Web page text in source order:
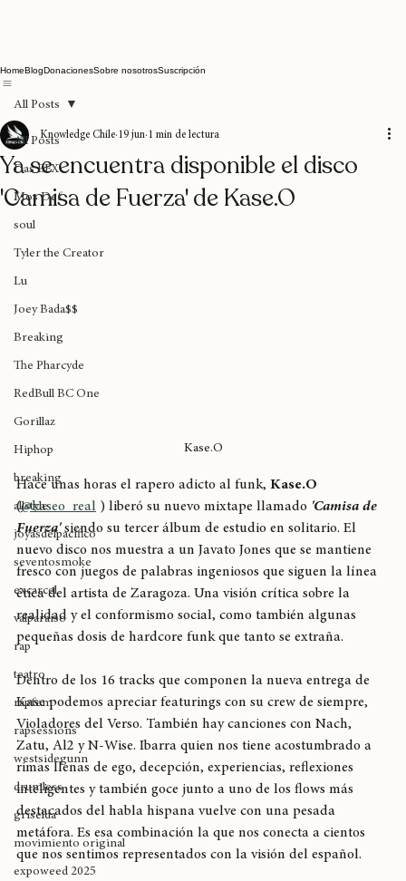
All Posts
Das EFX
Mos Def
soul
Tyler the Creator
Lu
Joey Bada$$
Breaking
The Pharcyde
RedBull BC One
Gorillaz
Hiphop
breaking
allstyle
joyasdelpacífico
seventosmoke
excarcel
valparaíso
rap
teatro
rapfem
rapsessions
westsidegunn
drumless
griselda
movimiento original
All Posts
Ya se encuentra disponible el disco
'Camisa de Fuerza' de Kase.O
Knowledge Chile 19 jun 1 min de lectura
Hace unas horas el rapero adicto al funk, Kase.O
(@kaseo_real ) liberó su nuevo mixtape llamado 'Camisa de
Fuerza' siendo su tercer álbum de estudio en solitario. El
nuevo disco nos muestra a un Javato Jones que se mantiene
fresco con juegos de palabras ingeniosos que siguen la línea
ética del artista de Zaragoza. Una visión crítica sobre la
realidad y el conformismo social, como también algunas
Dentro de los 16 tracks que componen la nueva entrega de
Kase podemos apreciar featurings con su crew de siempre,
Violadores del Verso. También hay canciones con Nach,
Zatu, Al2 y N-Wise. Ibarra quien nos tiene acostumbrado a
rimas llenas de ego, decepción, experiencias, reflexiones
inteligentes y también goce junto a uno de los flows más
destacados del habla hispana vuelve con una pesada
metáfora. Es esa combinación la que nos conecta a cientos